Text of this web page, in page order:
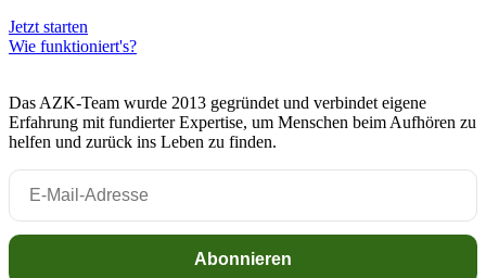
Jetzt starten
Wie funktioniert's?
Das AZK-Team wurde 2013 gegründet und verbindet eigene
Erfahrung mit fundierter Expertise, um Menschen beim Aufhören zu
helfen und zurück ins Leben zu finden.